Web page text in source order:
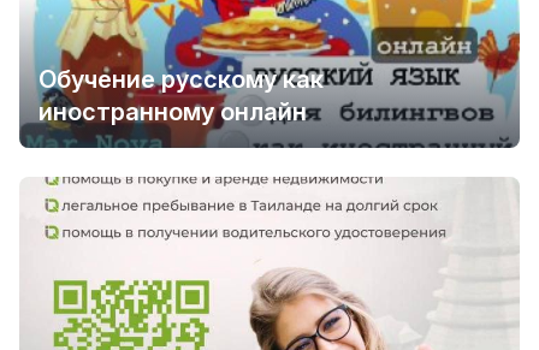
Обучение русскому как
иностранному онлайн